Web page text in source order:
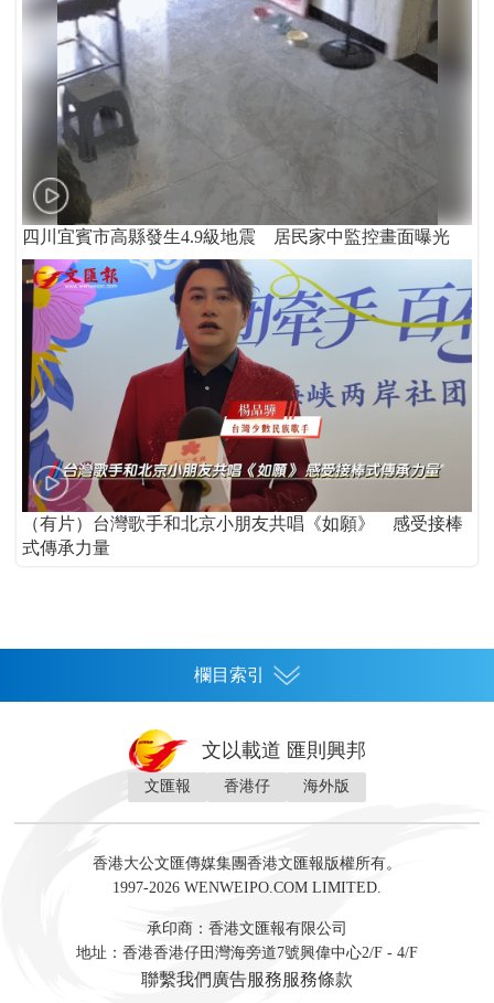
四川宜賓市高縣發生4.9級地震 居民家中監控畫面曝光
（有片）台灣歌手和北京小朋友共唱《如願》 感受接棒
式傳承力量
欄目索引
灣區人
財經 地產 投資 財評 數字經濟
訪談 直播 經湋論
藝術 文學
文以載道 匯則興邦
文匯報 香港仔 海外版
香港大公文匯傳媒集團香港文匯報版權所有。
1997-2026 WENWEIPO.COM LIMITED.
承印商：香港文匯報有限公司
地址：香港香港仔田灣海旁道7號興偉中心2/F - 4/F
聯繫我們 廣告服務服務條款